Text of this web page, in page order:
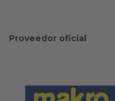
Proveedor oficial